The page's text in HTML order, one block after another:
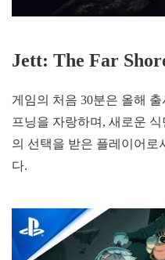
Jett: The Far
게임의 처음 30분은 올해
프닝을 자랑하며, 새로운
의 선택을 받은 플레이어로
다.